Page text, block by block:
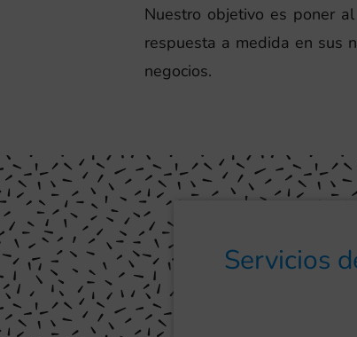
Nuestro objetivo es poner
respuesta a medida en sus
negocios.
Servicios